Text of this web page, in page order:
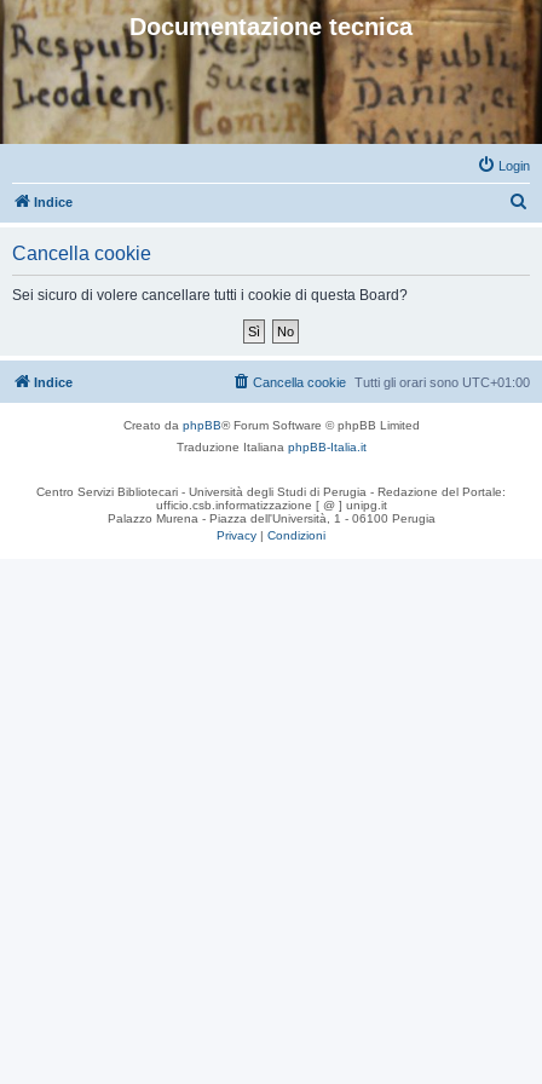
Documentazione tecnica
Login
Indice
Cancella cookie
Sei sicuro di volere cancellare tutti i cookie di questa Board?
Indice Tutti gli orari sono UTC+01:00
Cancella cookie
Creato da phpBB® Forum Software © phpBB Limited
Traduzione Italiana phpBB-Italia.it
Centro Servizi Bibliotecari - Università degli Studi di Perugia - Redazione del Portale:
ufficio.csb.informatizzazione [ @ ] unipg.it
Palazzo Murena - Piazza dell'Università, 1 - 06100 Perugia
Privacy | Condizioni